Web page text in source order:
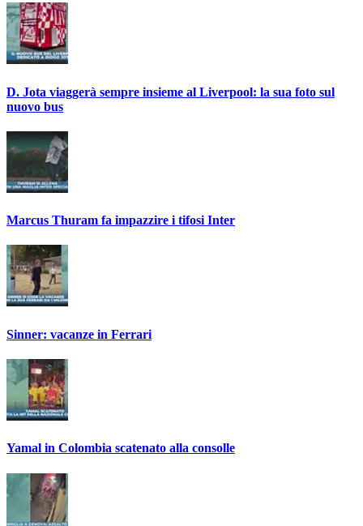
D. Jota viaggerà sempre insieme al Liverpool: la sua foto sul
nuovo bus
Marcus Thuram fa impazzire i tifosi Inter
Sinner: vacanze in Ferrari
Yamal in Colombia scatenato alla consolle